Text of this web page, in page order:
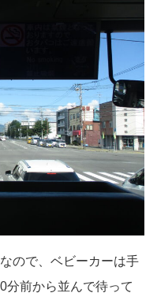
ので、ベビーカーは手
分前から並んで待って